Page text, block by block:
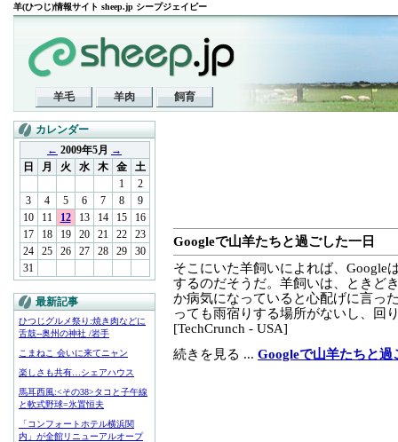
羊(ひつじ)情報サイト sheep.jp シープジェイピー
羊毛 羊肉 飼育
カレンダー
← 2009年5月 →
日
月 火 水 木 金
土
1
2
3
4 5 6 7 8
9
10
11 12 13 14 15
16
17
18 19 20 21 22
23
24
25 26 27 28 29
30
31
最新記事
ひつじグルメ祭り:焼き肉などに
舌鼓--奥州の神社 /岩手
こまねこ 会いに来てニャン
楽しさも共有…シェアハウス
馬耳西風:<その38>タコと子午線
と軟式野球=氷置恒夫
「コンフォートホテル横浜関
内」が全館リニューアルオープ
Googleで山羊たちと過ごした一日
そこにいた羊飼いによれば、Google
するのだそうだ。羊飼いは、ときど
か病気になっていると心配げに言っ
っても雨宿りする場所がないし、回
[TechCrunch - USA]
続きを見る ... Googleで山羊たちと過